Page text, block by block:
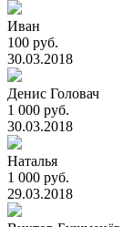
Иван
100 руб.
30.03.2018
Денис Головач
1 000 руб.
30.03.2018
Наталья
1 000 руб.
29.03.2018